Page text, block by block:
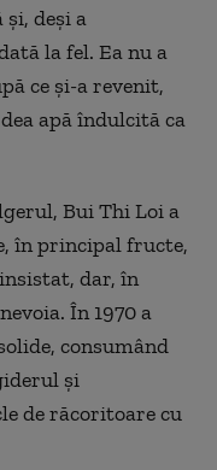
deși a
la fel. Ea nu a
ce și-a revenit,
apă îndulcită ca
Bui Thi Loi a
în principal fructe,
dar, în
În 1970 a
consumând
și
de răcoritoare cu